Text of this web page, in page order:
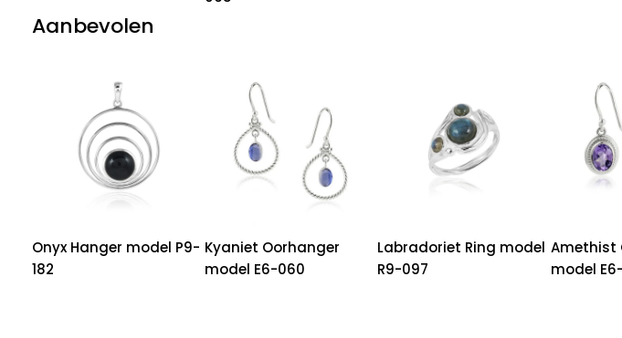
Aanbevolen
Onyx Hanger model P9-
182
Kyaniet Oorhanger
model E6-060
Labradoriet Ring model
R9-097
Amethist
model